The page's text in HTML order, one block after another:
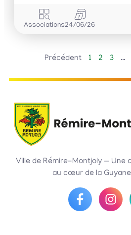
Associations24/06/26
Précédent 1 2 3 …
Ville de Rémire-Montjoly — Une
au cœur de la